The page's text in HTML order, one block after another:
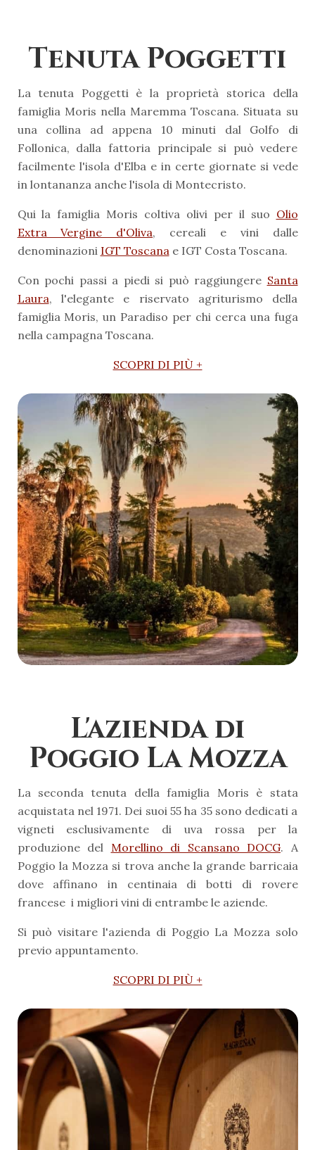
Tenuta Poggetti
La tenuta Poggetti è la proprietà storica della
famiglia Moris nella Maremma Toscana. Situata su
una collina ad appena 10 minuti dal Golfo di
Follonica, dalla fattoria principale si può vedere
facilmente l'isola d'Elba e in certe giornate si vede
in lontananza anche l'isola di Montecristo.
Qui la famiglia Moris coltiva olivi per il suo Olio
Extra Vergine d'Oliva, cereali e vini dalle
denominazioni IGT Toscana e IGT Costa Toscana.
Con pochi passi a piedi si può raggiungere Santa
Laura, l'elegante e riservato agriturismo della
famiglia Moris, un Paradiso per chi cerca una fuga
nella campagna Toscana.
SCOPRI DI PIÙ +
L'azienda di
Poggio La Mozza
La seconda tenuta della famiglia Moris è stata
acquistata nel 1971. Dei suoi 55 ha 35 sono dedicati a
vigneti esclusivamente di uva rossa per la
produzione del Morellino di Scansano DOCG. A
Poggio la Mozza si trova anche la grande barricaia
dove affinano in centinaia di botti di rovere
francese i migliori vini di entrambe le aziende.
Si può visitare l'azienda di Poggio La Mozza solo
previo appuntamento.
SCOPRI DI PIÙ +